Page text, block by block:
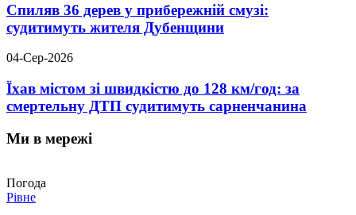
Спиляв 36 дерев у прибережній смузі:
судитимуть жителя Дубенщини
04-Сер-2026
Їхав містом зі швидкістю до 128 км/год: за
смертельну ДТП судитимуть сарненчанина
Ми в мережі
Погода
Рівне